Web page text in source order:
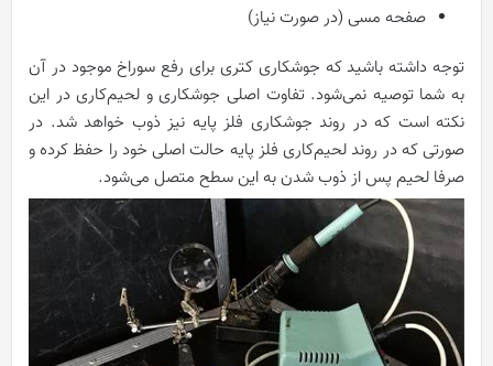
صفحه مسی (در صورت نیاز)
توجه داشته باشید که جوشکاری کتری برای رفع سوراخ موجود در آن
به شما توصیه نمی‌شود. تفاوت اصلی جوشکاری و لحیم‌کاری در این
نکته است که در روند جوشکاری فلز پایه نیز ذوب خواهد شد. در
صورتی که در روند لحیم‌کاری فلز پایه حالت اصلی خود را حفظ کرده و
صرفا لحیم پس از ذوب شدن به این سطح متصل می‌شود.